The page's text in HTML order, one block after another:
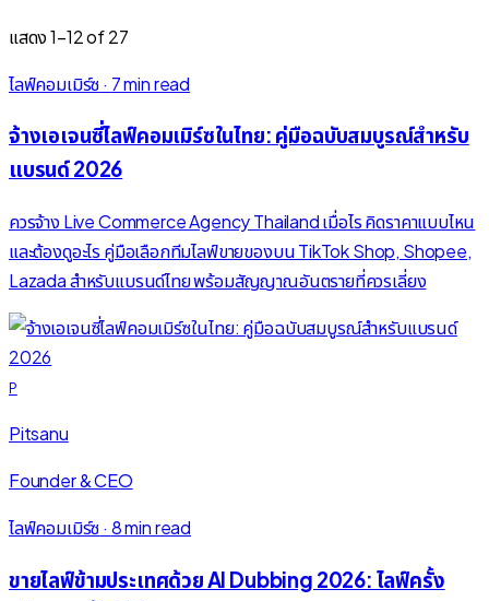
แสดง1–12of27
ไลฟ์คอมเมิร์ซ· 7 min read
จ้างเอเจนซี่ไลฟ์คอมเมิร์ซในไทย: คู่มือฉบับสมบูรณ์สำหรับ
แบรนด์ 2026
ควรจ้าง Live Commerce Agency Thailand เมื่อไร คิดราคาแบบไหน
และต้องดูอะไร คู่มือเลือกทีมไลฟ์ขายของบน TikTok Shop, Shopee,
Lazada สำหรับแบรนด์ไทย พร้อมสัญญาณอันตรายที่ควรเลี่ยง
P
Pitsanu
Founder & CEO
ไลฟ์คอมเมิร์ซ· 8 min read
ขายไลฟ์ข้ามประเทศด้วย AI Dubbing 2026: ไลฟ์ครั้ง